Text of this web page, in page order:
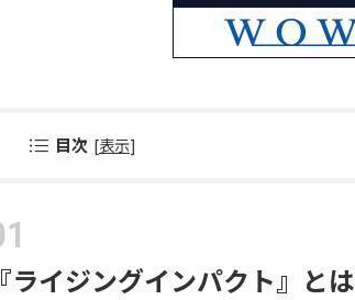
目次 [表示]
『ライジングインパクト』とは